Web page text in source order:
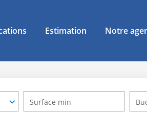
Estimation Notre
Surface min